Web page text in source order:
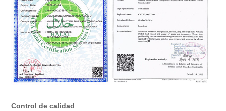
Control de calidad